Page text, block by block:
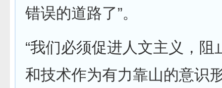
错误的道路了”。
“我们必须促进人文主义，阻
和技术作为有力靠山的意识